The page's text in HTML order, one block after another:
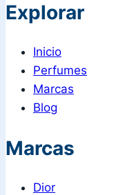
Explorar
Inicio
Perfumes
Marcas
Blog
Marcas
Dior